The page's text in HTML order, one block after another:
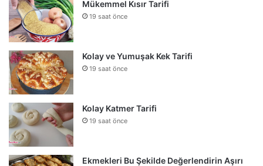
Mükemmel Kısır Tarifi
19 saat önce
Kolay ve Yumuşak Kek Tarifi
19 saat önce
Kolay Katmer Tarifi
19 saat önce
Ekmekleri Bu Şekilde Değerlendirin Aşırı